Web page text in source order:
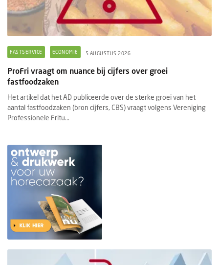
FASTSERVICE ECONOMIE 5 AUGUSTUS 2026
ProFri vraagt om nuance bij cijfers over groei
fastfoodzaken
Het artikel dat het AD publiceerde over de sterke groei van het
aantal fastfoodzaken (bron cijfers, CBS) vraagt volgens Vereniging
Professionele Fritu...